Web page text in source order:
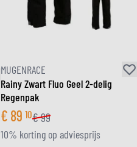
MUGENRACE
Rainy Zwart Fluo Geel 2-delig
Regenpak
€ 89 10€99
10% korting op adviesprijs